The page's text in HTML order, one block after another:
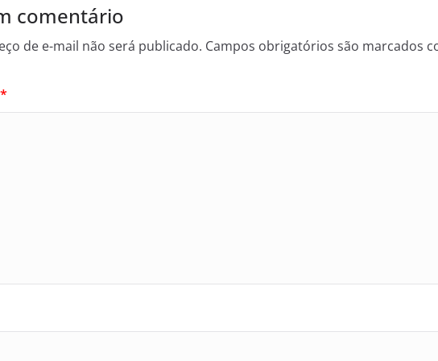
comentário
de e-mail não será publicado. Campos obrigatórios são marcados
*